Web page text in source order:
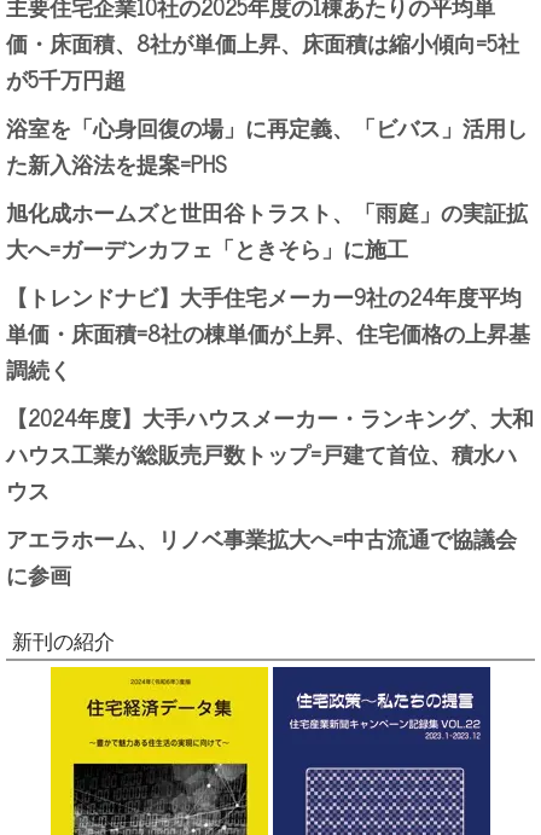
価・床面積、8社が単価上昇、床面積は縮小傾向=5社
が5千万円超
浴室を「心身回復の場」に再定義、「ビバス」活用し
た新入浴法を提案=PHS
旭化成ホームズと世田谷トラスト、「雨庭」の実証拡
大へ=ガーデンカフェ「ときそら」に施工
【トレンドナビ】大手住宅メーカー9社の24年度平均
単価・床面積=8社の棟単価が上昇、住宅価格の上昇基
調続く
【2024年度】大手ハウスメーカー・ランキング、大和
ハウス工業が総販売戸数トップ=戸建て首位、積水ハ
ウス
アエラホーム、リノベ事業拡大へ=中古流通で協議会
に参画
新刊の紹介